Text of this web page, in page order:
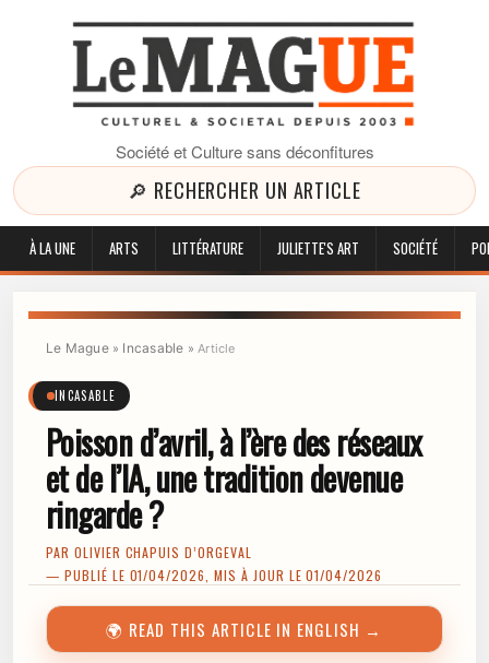
Société et Culture sans déconfitures
🔎 RECHERCHER UN ARTICLE
À LA UNE ARTS LITTÉRATURE JULIETTE'S ART SOCIÉTÉ
Le Mague» Incasable »Article
INCASABLE
Poisson d’avril, à l’ère des réseaux
et de l’IA, une tradition devenue
ringarde ?
PAR OLIVIER CHAPUIS D’ORGEVAL
— PUBLIÉ LE 01/04/2026, MIS À JOUR LE 01/04/2026
🌍 READ THIS ARTICLE IN ENGLISH →